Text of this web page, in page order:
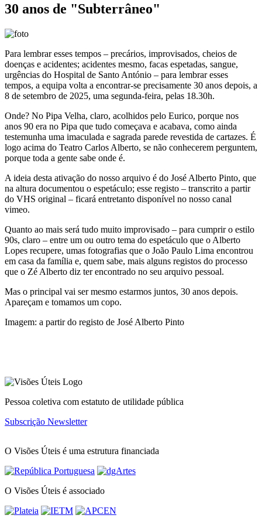
30 anos de "Subterrâneo"
Para lembrar esses tempos – precários, improvisados, cheios de
doenças e acidentes; acidentes mesmo, facas espetadas, sangue,
urgências do Hospital de Santo António – para lembrar esses
tempos, a equipa volta a encontrar-se precisamente 30 anos depois, a
8 de setembro de 2025, uma segunda-feira, pelas 18.30h.
Onde? No Pipa Velha, claro, acolhidos pelo Eurico, porque nos
anos 90 era no Pipa que tudo começava e acabava, como ainda
testemunha uma imaculada e sagrada parede revestida de cartazes. É
logo acima do Teatro Carlos Alberto, se não conhecerem perguntem,
porque toda a gente sabe onde é.
A ideia desta ativação do nosso arquivo é do José Alberto Pinto, que
na altura documentou o espetáculo; esse registo – transcrito a partir
do VHS original – ficará entretanto disponível no nosso canal
vimeo.
Quanto ao mais será tudo muito improvisado – para cumprir o estilo
90s, claro – entre um ou outro tema do espetáculo que o Alberto
Lopes recupere, umas fotografias que o João Paulo Lima encontrou
em casa da família e, quem sabe, mais alguns registos do processo
que o Zé Alberto diz ter encontrado no seu arquivo pessoal.
Mas o principal vai ser mesmo estarmos juntos, 30 anos depois.
Apareçam e tomamos um copo.
Imagem: a partir do registo de José Alberto Pinto
Pessoa coletiva com estatuto de utilidade pública
Subscrição Newsletter
O Visões Úteis é uma estrutura financiada
O Visões Úteis é associado